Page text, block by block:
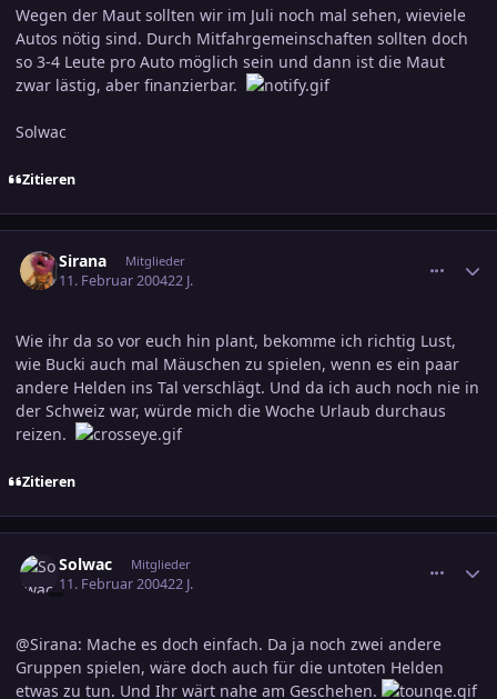
Wegen der Maut sollten wir im Juli noch mal sehen, wieviele
Autos nötig sind. Durch Mitfahrgemeinschaften sollten doch
so 3-4 Leute pro Auto möglich sein und dann ist die Maut
zwar lästig, aber finanzierbar.
Solwac
Zitieren
Sirana Mitglieder
11. Februar 200422 J.
Wie ihr da so vor euch hin plant, bekomme ich richtig Lust,
wie Bucki auch mal Mäuschen zu spielen, wenn es ein paar
andere Helden ins Tal verschlägt. Und da ich auch noch nie in
der Schweiz war, würde mich die Woche Urlaub durchaus
reizen.
Zitieren
Solwac Mitglieder
11. Februar 200422 J.
@Sirana: Mache es doch einfach. Da ja noch zwei andere
Gruppen spielen, wäre doch auch für die untoten Helden
etwas zu tun. Und Ihr wärt nahe am Geschehen.